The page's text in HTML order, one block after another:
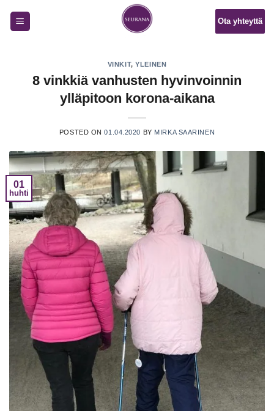
Ota yhteyttä
VINKIT,YLEINEN
8 vinkkiä vanhusten hyvinvoinnin
ylläpitoon korona-aikana
POSTED ON01.04.2020 BY MIRKA SAARINEN
01
huhti